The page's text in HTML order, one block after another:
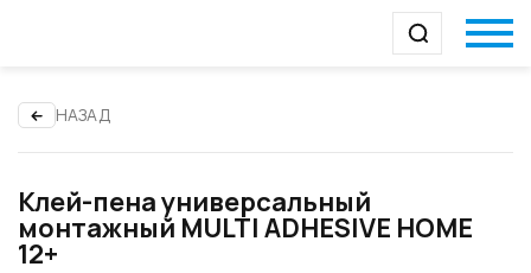
НАЗАД
Клей-пена универсальный
монтажный MULTI ADHESIVE HOME
12+